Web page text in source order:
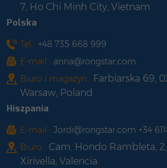
7, Ho Chi Minh City, Vietnam
Polska
Tel : +48 735 668 999
E-mail : anna@rongstar.com
Biuro i magazyn : Farbiarska 69,
Warsaw, Poland
Hiszpania
E-mail : Jordi@rongstar.com +34
Biuro : Cam. Hondo Rambleta,
Xirivella, Valencia